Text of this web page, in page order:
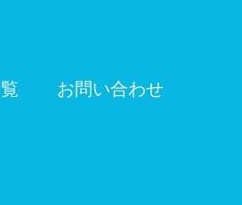
お問い合わせ